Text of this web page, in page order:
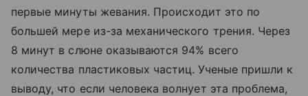
первые минуты жевания. Происходит это по
большей мере из-за механического трения. Через
8 минут в слюне оказываются 94% всего
количества пластиковых частиц. Ученые пришли к
выводу, что если человека волнует эта проблема,